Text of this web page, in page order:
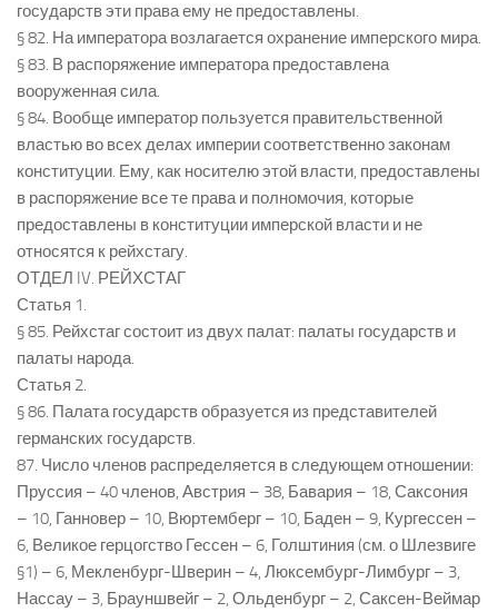
государств эти права ему не предоставлены.
§ 82. На императора возлагается охранение имперского мира.
§ 83. В распоряжение императора предоставлена
вооруженная сила.
§ 84. Вообще император пользуется правительственной
властью во всех делах империи соответственно законам
конституции. Ему, как носителю этой власти, предоставлены
в распоряжение все те права и полномочия, которые
предоставлены в конституции имперской власти и не
относятся к рейхстагу.
ОТДЕЛ IV. РЕЙХСТАГ
Статья 1.
§ 85. Рейхстаг состоит из двух палат: палаты государств и
палаты народа.
Статья 2.
§ 86. Палата государств образуется из представителей
германских государств.
87. Число членов распределяется в следующем отношении:
Пруссия – 40 членов, Австрия – 38, Бавария – 18, Саксония
– 10, Ганновер – 10, Вюртемберг – 10, Баден – 9, Кургессен –
6, Великое герцогство Гессен – 6, Голштиния (см. о Шлезвиге
§1) – 6, Мекленбург-Шверин – 4, Люксембург-Лимбург – 3,
Нассау – 3, Брауншвейг – 2, Ольденбург – 2, Саксен-Веймар